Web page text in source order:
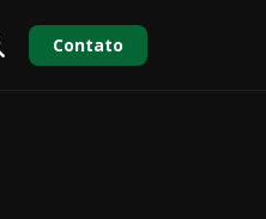
Contato